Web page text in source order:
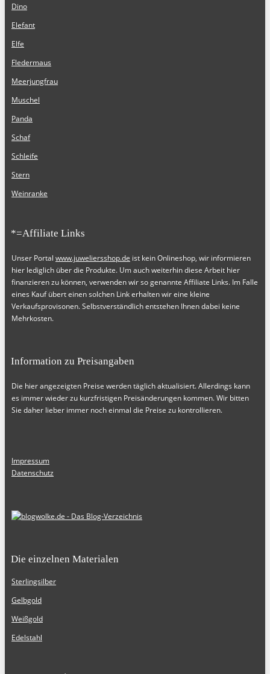
Dino
Elefant
Elfe
Fledermaus
Meerjungfrau
Muschel
Panda
Schaf
Schleife
Stern
Weinranke
*=Affiliate Links
Unser Portal www.juweliersshop.de ist kein Onlineshop, wir informieren
hier lediglich über die Produkte. Um auch weiterhin diese Arbeit hier
finanzieren zu können, verwenden wir so genannte Affiliate Links. Im Falle
eines Kauf übert einen solchen Link erhalten wir eine kleine
Verkaufsprovisonen. Selbstverständlich entstehen Ihnen dabei keine
Mehrkosten.
Information zu Preisangaben
Die hier angezeigten Preise werden täglich aktualisiert. Allerdings kann
es immer wieder zu kurzfristigen Preisänderungen kommen. Wir bitten
Sie daher lieber immer noch einmal die Preise zu kontrollieren.
Impressum
Datenschutz
Die einzelnen Materialen
Sterlingsilber
Gelbgold
Weißgold
Edelstahl